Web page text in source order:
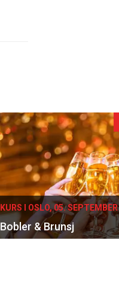
KURS I OSLO, 05. SEPTEMBER
Bobler & Brunsj